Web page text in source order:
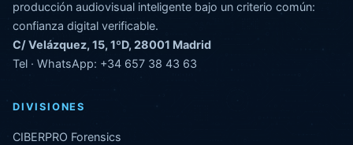
producción audiovisual inteligente bajo un criterio común:
confianza digital verificable.
C/ Velázquez, 15, 1ºD, 28001 Madrid
Tel · WhatsApp: +34 657 38 43 63
DIVISIONES
CIBERPRO Forensics